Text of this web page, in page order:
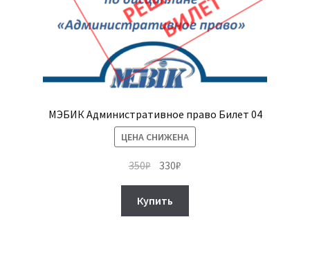
МЭБИК Административное право Билет 04
ЦЕНА СНИЖЕНА
350₽ Первоначальная
составляла
350₽.
330₽
Купить